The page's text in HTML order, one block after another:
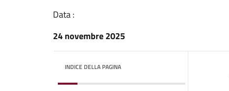
Data :
24 novembre 2025
INDICE DELLA PAGINA